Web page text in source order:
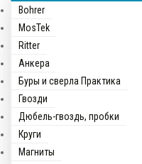
Bohrer
MosTek
Ritter
Анкера
Буры и сверла Практика
Гвозди
Дюбель-гвоздь, пробки
Круги
Магниты